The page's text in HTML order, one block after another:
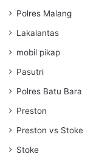
Polres Malang
Lakalantas
mobil pikap
Pasutri
Polres Batu Bara
Preston
Preston vs Stoke
Stoke